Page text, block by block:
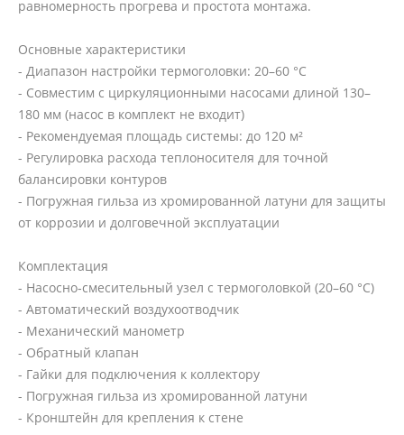
равномерность прогрева и простота монтажа.
Основные характеристики
- Диапазон настройки термоголовки: 20–60 °C
- Совместим с циркуляционными насосами длиной 130–
180 мм (насос в комплект не входит)
- Рекомендуемая площадь системы: до 120 м²
- Регулировка расхода теплоносителя для точной
балансировки контуров
- Погружная гильза из хромированной латуни для защиты
от коррозии и долговечной эксплуатации
Комплектация
- Насосно‑смесительный узел с термоголовкой (20–60 °C)
- Автоматический воздухоотводчик
- Механический манометр
- Обратный клапан
- Гайки для подключения к коллектору
- Погружная гильза из хромированной латуни
- Кронштейн для крепления к стене